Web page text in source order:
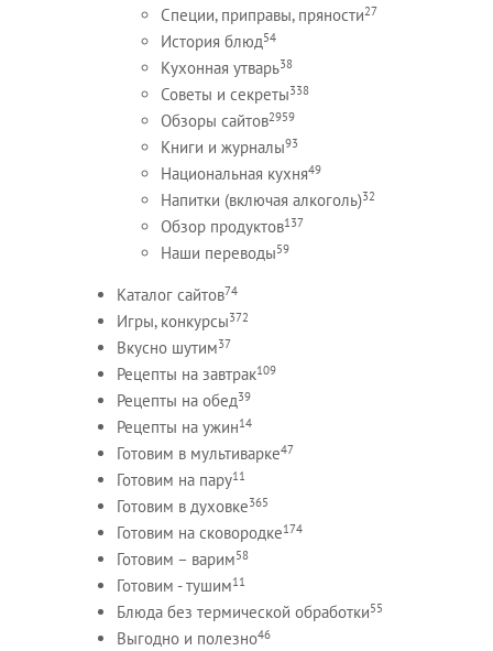
Специи, приправы, пряности27
История блюд54
Кухонная утварь38
Советы и секреты338
Обзоры сайтов2959
Книги и журналы93
Национальная кухня49
Напитки (включая алкоголь)32
Обзор продуктов137
Наши переводы59
Каталог сайтов74
Игры, конкурсы372
Вкусно шутим37
Рецепты на завтрак109
Рецепты на обед39
Рецепты на ужин14
Готовим в мультиварке47
Готовим на пару11
Готовим в духовке365
Готовим на сковородке174
Готовим – варим58
Готовим - тушим11
Блюда без термической обработки55
Выгодно и полезно46